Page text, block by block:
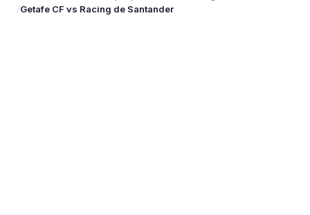
/Getafe CF vs Racing de Santander